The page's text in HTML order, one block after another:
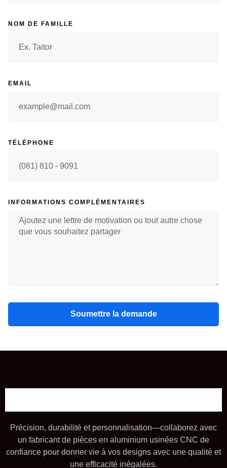
NOM DE FAMILLE
EMAIL
TÉLÉPHONE
INFORMATIONS COMPLÉMENTAIRES
Soumettre la demande
Précision, durabilité et personnalisation—collaborez avec
un fabricant de pièces en aluminium usinées CNC de
confiance pour donner vie à vos designs avec une qualité et
une efficacité inégalées.